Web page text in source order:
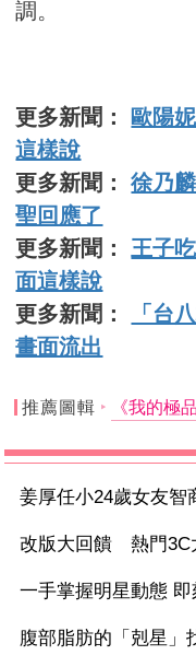
調。
更多新聞：
歐陽
這樣說
更多新聞：徐乃
聖回應了
更多新聞： 王子
面這樣說
更多新聞：
「台
畫面流出
推薦圖輯 《我的極
姜厚任小24歲女友智
改版大回饋 熱門3C
一手掌握明星動態
腹部脂肪的「剋星」